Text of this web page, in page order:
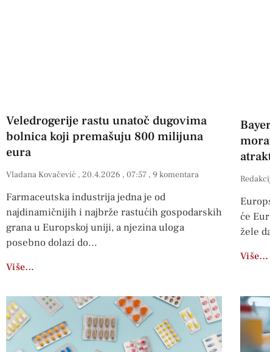
Veledrogerije rastu unatoč dugovima
bolnica koji premašuju 800 milijuna
eura
Vladana Kovačević 20.4.2026 07:57 9 komentara
Farmaceutska industrija jedna je od
najdinamičnijih i najbrže rastućih gospodarskih
grana u Europskoj uniji, a njezina uloga
posebno dolazi do
Više…
će
žele
Više…